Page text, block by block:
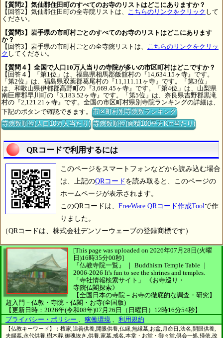
【質問2】気仙郡住田町のすべてのお寺のリストはどこにありますか？
【回答2】気仙郡住田町の全寺院リストは、
こちらのリンクをクリック して
ください。
【質問3】岩手県の市町村ごとのすべてのお寺のリストはどこにあります
か？
【回答3】岩手県の市町村ごとの全寺院リストは、
こちらのリンクをクリッ
ク してください。
【質問４】全国で人口10万人当りの寺院が多いの市区町村はどこですか？
【回答４】「第1位」は、福島県相馬郡飯舘村の『14,634.15ヶ寺』です。
「第2位」は、福島県双葉郡葛尾村の『11,111.11ヶ寺』です。「第3位」
は、和歌山県伊都郡高野町の『3,669.45ヶ寺』です。「第4位」は、山梨県
南巨摩郡早川町の『3,183.52ヶ寺』です。「第5位」は、奈良県吉野郡黒滝
村の『2,121.21ヶ寺』です。全国の市区町村県別寺院ランキングの詳細は、
下記のボタンで確認できます。市区町村別寺院数ランキング
寺院数順位(人口10万人当たり) 寺院数順位(面積100平方Km当たり)
QRコードで利用するには
このページをスマートフォンなどから読み込む場合
は、上記のQRコード を読み取ると、このページの
ホームページが表示されます。
このQRコードは、 FreeWare QRコード作成Toolで作
りました。
（QRコードは、株式会社デンソーウェーブの登録商標です）
[This page was uploaded on 2026年07月28日(火曜
日)16時35分00秒]
『仏教寺院一覧』 ｜ Buddhism Temple Table ｜
2006-2026 It's fun to see the shrines and temples.
「寺社情報検索サイト」
《お寺巡り・
寺院仏閣探索》
【全国日本の寺院－お寺の徹底的な調査・研究】
超入門－仏教・寺院・仏閣・お寺(全国版)
【更新日時：2026年(令和08年)07月26日（日曜日）12時16分54秒】
プライバシー・ポリシー
稼働環境 利用規約
【仏教キーワード】：檀家,追善供養,開眼供養,仏縁,無縁墓,お盆,月命日,法名,開眼供養,
夫婦墓,永代供養,樹木葬,御魂抜き,供養,家墓,戒名,本堂・お堂・御々堂,倶会一処,帰依,改